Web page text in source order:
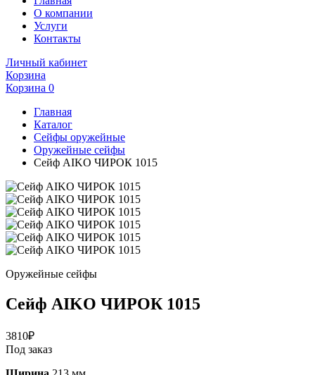
О компании
Услуги
Контакты
Личный кабинет
Корзина
Корзина 0
Главная
Каталог
Сейфы оружейные
Оружейные сейфы
Сейф AIKO ЧИРОК 1015
Оружейные сейфы
Сейф AIKO ЧИРОК 1015
3810₽
Под заказ